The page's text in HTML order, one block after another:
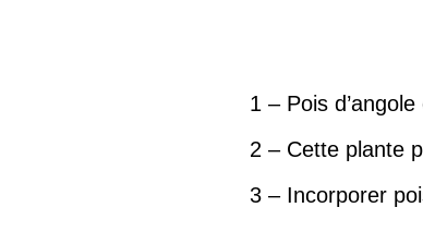
1 – Pois
2 – Cette plante
3 – Incorporer